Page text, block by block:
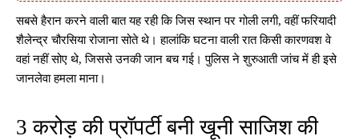
सबसे हैरान करने वाली बात यह रही कि जिस स्थान पर गोली लगी, वहीं फरियादी
शैलेन्द्र चौरसिया रोजाना सोते थे। हालांकि घटना वाली रात किसी कारणवश वे
वहां नहीं सोए थे, जिससे उनकी जान बच गई। पुलिस ने शुरुआती जांच में ही इसे
जानलेवा हमला माना।
3 करोड़ की प्रॉपर्टी बनी खूनी साजिश की